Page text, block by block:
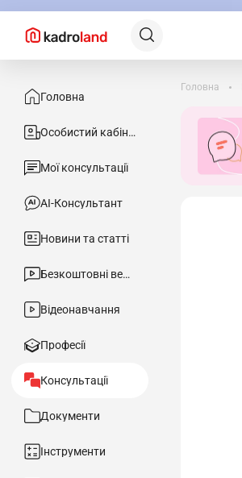
Головна
Особистий кабінет
Мої консультації
АІ-Консультант
Новини та статті
Безкоштовні вебінари
Відеонавчання
Професії
Консультації
Документи
Інструменти
Головна